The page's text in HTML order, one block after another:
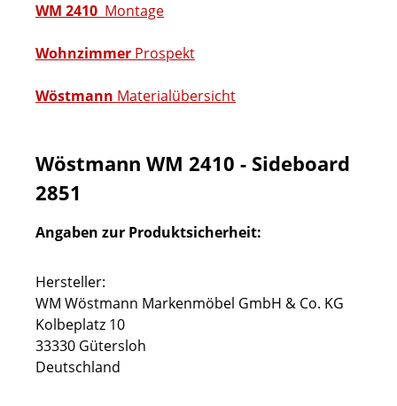
WM 2410 Montage
Wohnzimmer Prospekt
Wöstmann Materialübersicht
Wöstmann WM 2410 - Sideboard
2851
Angaben zur Produktsicherheit:
Hersteller:
WM Wöstmann Markenmöbel GmbH & Co. KG
Kolbeplatz 10
33330 Gütersloh
Deutschland